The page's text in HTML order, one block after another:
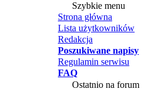
Szybkie menu
Strona główna
Lista użytkowników
Redakcja
Poszukiwane napisy
Regulamin serwisu
FAQ
Ostatnio na forum